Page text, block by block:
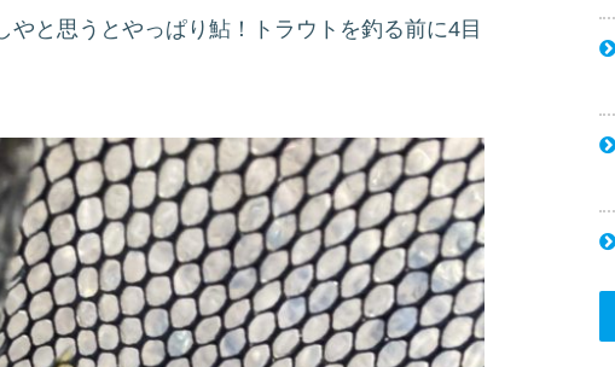
と思うとやっぱり鮎！トラウトを釣る前に4目